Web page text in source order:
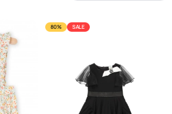
80% SALE